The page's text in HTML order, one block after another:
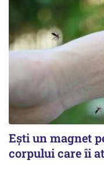
Ești un magnet
corpului care îi